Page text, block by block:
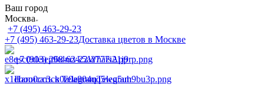
Ваш город
Москва
+7 (495) 463-29-23
+7 (495) 463-29-23Доставка цветов в Москве
+7 (903) 268-62-22WhatsApp
Написать в TelegramTelegram